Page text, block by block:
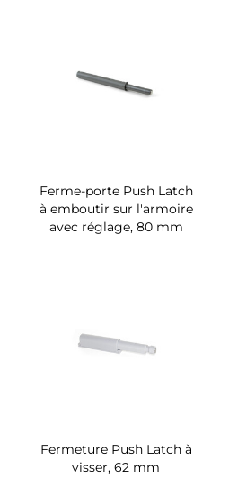
Ferme-porte Push Latch
à emboutir sur l'armoire
avec réglage, 80 mm
Fermeture Push Latch à
visser, 62 mm